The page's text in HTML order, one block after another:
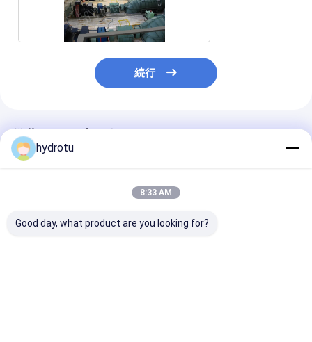
続行
推薦されたプロダクト
hydrotu
8:33 AM
Good day, what product are you looking for?